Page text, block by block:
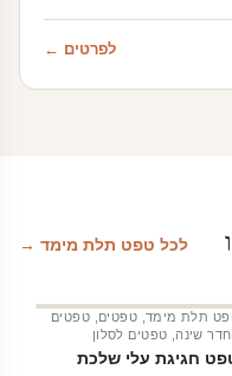
לפרטים ←
לכל טפט תלת מימד →
תלת מימד טפטים
טפטים
שינה
טפטים לסלון
חגיגת עלי שלכת